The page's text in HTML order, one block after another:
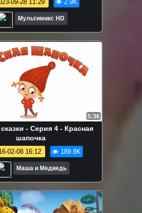
HBO Netflix
09-28 11:29 2.9K
Мультимикс HD
5:36
- Серия 4 - Красная
шапочка
02-08 16:12 189.8K
Маша и Медведь